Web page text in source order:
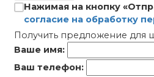
Нажимая на кнопку
согласие на обработку
Получить предложение для
Ваше имя:
Ваш телефон: